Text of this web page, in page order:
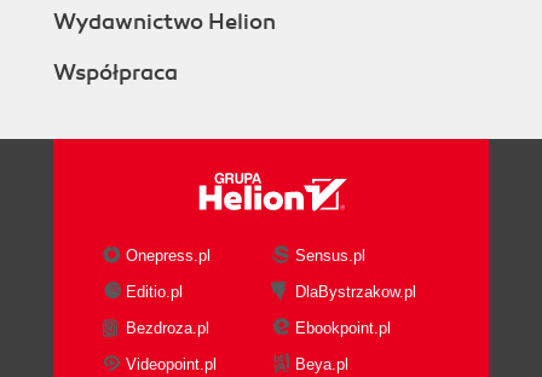
Wydawnictwo Helion
Współpraca
Onepress.pl
Sensus.pl
Editio.pl
DlaBystrzakow.pl
Bezdroza.pl
Ebookpoint.pl
Videopoint.pl
Beya.pl